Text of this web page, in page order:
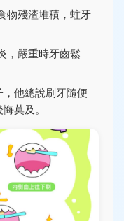
物殘渣堆積，蛀牙
，嚴重時牙齒鬆
他總說刷牙隨便
莫及。